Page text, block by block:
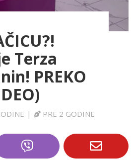
Terza
PREKO
| PRE 2 GODINE